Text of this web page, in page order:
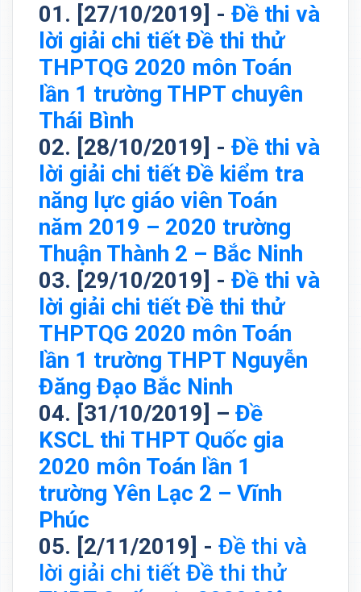
01. [27/10/2019] - Đề thi và
lời giải chi tiết Đề thi thử
THPTQG 2020 môn Toán
lần 1 trường THPT chuyên
Thái Bình
02. [28/10/2019] - Đề thi và
lời giải chi tiết Đề kiểm tra
năng lực giáo viên Toán
năm 2019 – 2020 trường
Thuận Thành 2 – Bắc Ninh
03. [29/10/2019] - Đề thi và
lời giải chi tiết Đề thi thử
THPTQG 2020 môn Toán
lần 1 trường THPT Nguyễn
Đăng Đạo Bắc Ninh
04. [31/10/2019] – Đề
KSCL thi THPT Quốc gia
2020 môn Toán lần 1
trường Yên Lạc 2 – Vĩnh
Phúc
05. [2/11/2019] - Đề thi và
lời giải chi tiết Đề thi thử